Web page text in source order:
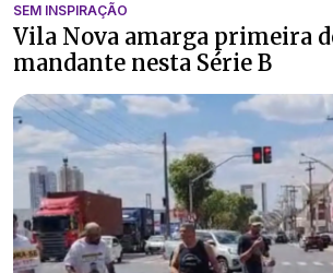
SEM INSPIRAÇÃO
Vila Nova amarga primeira
mandante nesta Série B